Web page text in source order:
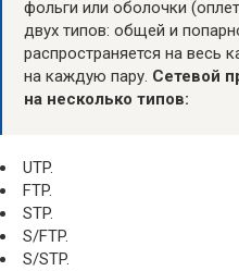
фольги или оболочки
двух типов: общей и
распространяется на весь
на каждую пару. Сетевой
на несколько типов:
UTP.
FTP.
STP.
S/FTP.
S/STP.